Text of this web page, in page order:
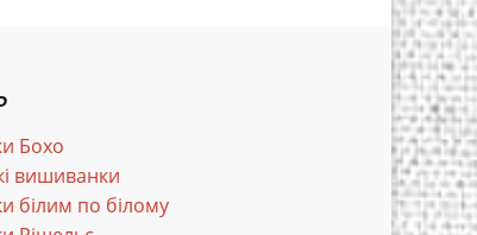
Бохо
вишиванки
білим по білому